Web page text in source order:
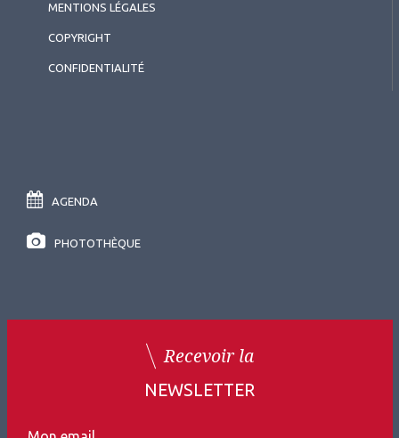
MENTIONS LÉGALES
COPYRIGHT
CONFIDENTIALITÉ
AGENDA
PHOTOTHÈQUE
Recevoir la
NEWSLETTER